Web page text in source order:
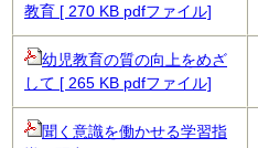
教育 [ 270 KB pdfファイル]
幼児教育の質の向上をめざ
して [ 265 KB pdfファイル]
聞く意識を働かせる学習指